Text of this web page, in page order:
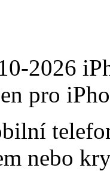
2026
pro
nebo